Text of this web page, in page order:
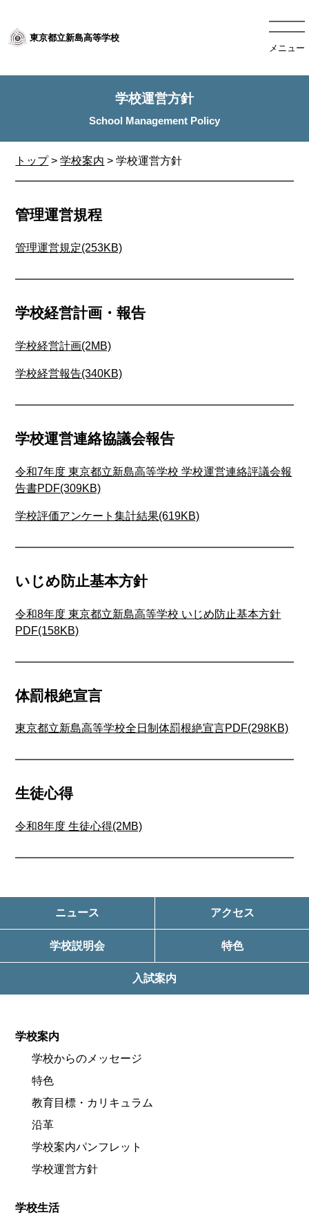
東京都立新島高等学校
メニュー
トップ>学校案内 > 学校運営方針
学校運営方針
管理運営規程
管理運営規定(253KB)
学校経営計画・報告
学校経営計画(2MB)
学校経営報告(340KB)
学校運営連絡協議会報告
令和7年度 東京都立新島高等学校 学校運営連絡評議会報
告書PDF(309KB)
学校評価アンケート集計結果(619KB)
いじめ防止基本方針
令和8年度 東京都立新島高等学校 いじめ防止基本方針
PDF(158KB)
体罰根絶宣言
東京都立新島高等学校全日制体罰根絶宣言PDF(298KB)
生徒心得
令和8年度 生徒心得(2MB)
ニュース アクセス
学校説明会 特色
入試案内
学校案内
学校からのメッセージ
特色
教育目標・カリキュラム
沿革
学校案内パンフレット
学校運営方針
学校生活